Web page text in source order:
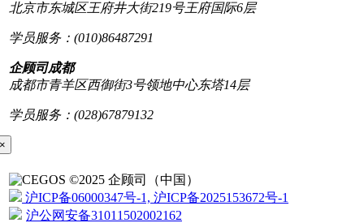
北京市东城区王府井大街219号王府国际6层
学员服务：(010)86487291
企顾司成都
成都市青羊区西御街3号领地中心东塔14层
学员服务：(028)67879132
©2025 企顾司（中国）
沪ICP备06000347号-1, 沪ICP备2025153672号-1
沪公网安备31011502002162